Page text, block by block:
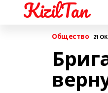
KizilTan
Общество 21